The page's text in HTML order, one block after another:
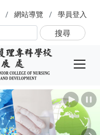
網站導覽 學員登入
搜尋
播放